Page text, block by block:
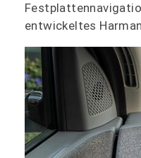
entwickeltes